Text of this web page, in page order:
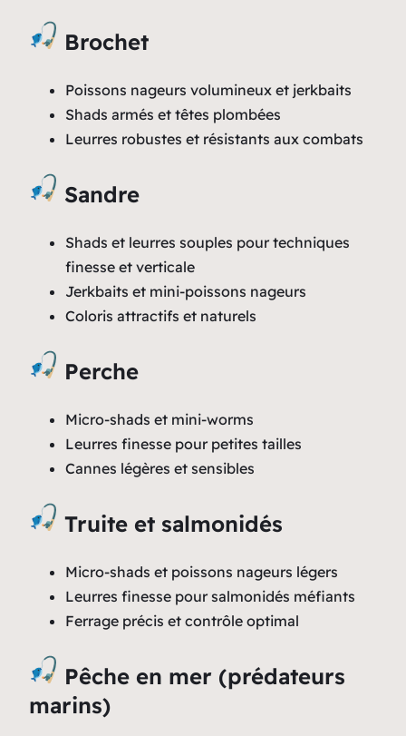
Brochet
Poissons nageurs volumineux et jerkbaits
Shads armés et têtes plombées
Leurres robustes et résistants aux combats
Sandre
Shads et leurres souples pour techniques
finesse et verticale
Jerkbaits et mini-poissons nageurs
Coloris attractifs et naturels
Perche
Micro-shads et mini-worms
Leurres finesse pour petites tailles
Cannes légères et sensibles
Truite et salmonidés
Micro-shads et poissons nageurs légers
Leurres finesse pour salmonidés méfiants
Ferrage précis et contrôle optimal
Pêche en mer (prédateurs
marins)